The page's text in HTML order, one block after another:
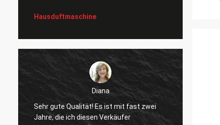
Hausduftmaschine
Diana
Sehr gute Qualität! Es ist mit fast zwei
Jahre, die ich diesen Verkäufer